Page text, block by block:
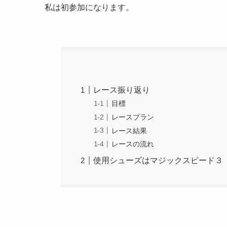
私は初参加になります。
レース振り返り
目標
レースプラン
レース結果
レースの流れ
使用シューズはマジックスピード３